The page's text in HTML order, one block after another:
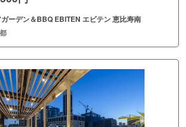
ーデン＆BBQ EBITEN エビテン 恵比寿南